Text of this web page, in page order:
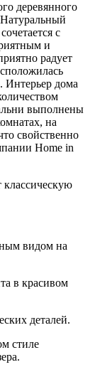
деревянного
с
и
радует
Интерьер дома
выполнены
на
свойственно
Home in
видом на
в красивом
деталей.
стиле